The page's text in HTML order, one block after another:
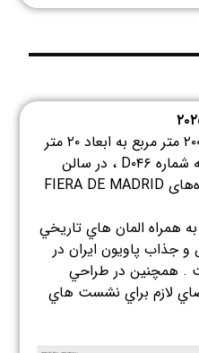
امسال غرفه ایران به مساحت ۲۰۰ متر مربع به ابعاد ۲۰ متر
در۱۰متر، به صورت ۴ طرف باز به شماره D۰۴۶ ، در سالن
همراه المان هاي تاريخي
جذاب پاويون ايران در
. همچنين در طراحي
لازم براي نشست هاي